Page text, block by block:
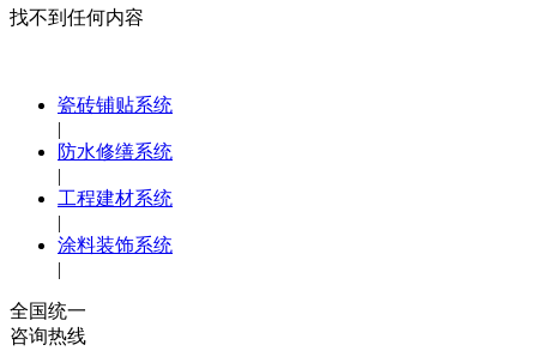
找不到任何内容
瓷砖铺贴系统
|
防水修缮系统
|
工程建材系统
|
涂料装饰系统
|
全国统一
咨询热线